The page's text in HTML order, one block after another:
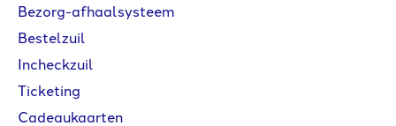
Bezorg-afhaalsysteem
Bestelzuil
Incheckzuil
Ticketing
Cadeaukaarten